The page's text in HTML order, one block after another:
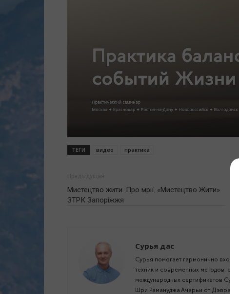
ТЕГИ видео практика
Мистецтво жити. Про мрії. «Мистецтво Жити»
ЗТРК Запоріжжя
Сурья дас
Сурья помогает гармонично
техник и современных методов,
международных сертификатов
Шри Рамануджа Ачарьи от Дэвраха